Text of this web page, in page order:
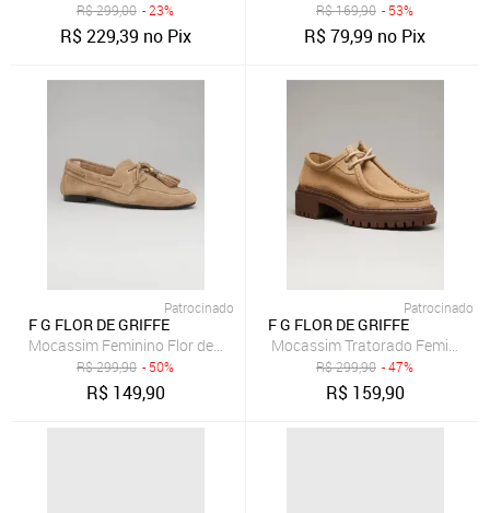
R$299,00 - 23%
R$229,39 no Pix
R$169,90 - 53%
R$79,99 no Pix
Patrocinado
F G FLOR DE GRIFFE
Mocassim Feminino Flor de Griffe Sapato Em Couro Legítimo Areia
R$299,90 - 50%
R$ 149,90
Patrocinado
F G FLOR DE GRIFFE
Mocassim Tratorado Feminino
R$299,90 - 47%
R$ 159,90